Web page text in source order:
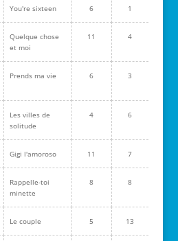
You're sixteen 6 1
Quelque chose
et moi
11 4
Prends ma vie 6 3
Les villes de
solitude
4 6
Gigi l'amoroso 11 7
Rappelle-toi
minette
8 8
Le couple 5 13